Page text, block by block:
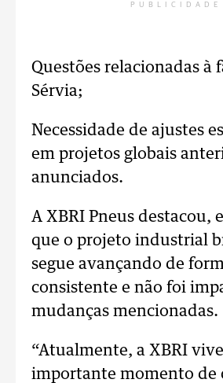
PUBLICIDADE
Questões relacionadas à
Sérvia;
Necessidade de ajustes
em projetos globais
anunciados.
A XBRI Pneus destacou,
que o projeto industrial
segue avançando de
consistente e não foi
mudanças mencionadas.
“Atualmente, a XBRI
importante momento de